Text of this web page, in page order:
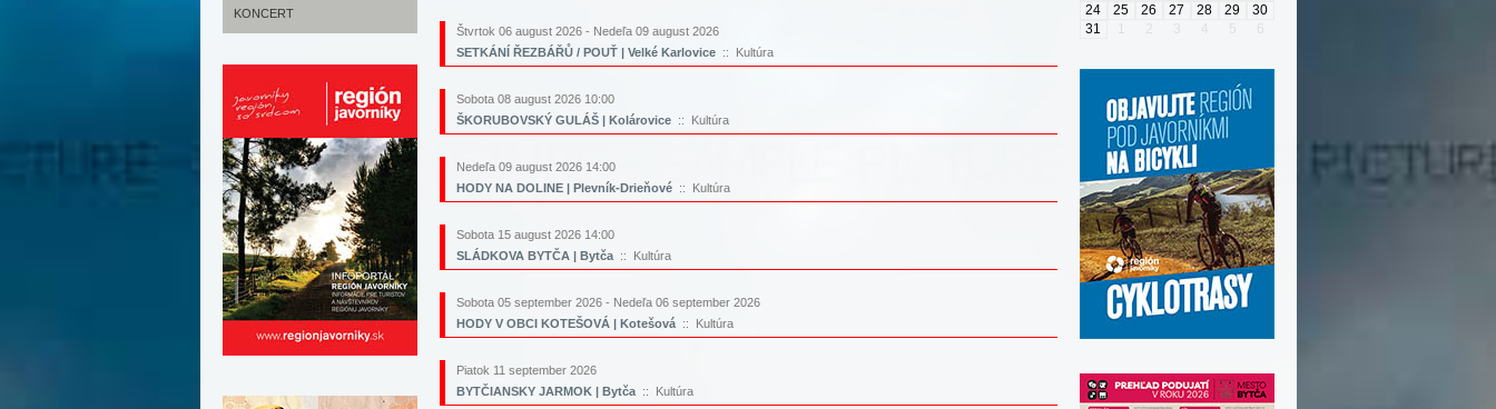
KONCERT
Štvrtok 06 august 2026 - Nedeľa 09 august 2026
SETKÁNÍ ŘEZBÁŘŮ / POUŤ | Velké Karlovice:: Kultúra
Sobota 08 august 2026 10:00
ŠKORUBOVSKÝ GULÁŠ | Kolárovice:: Kultúra
Nedeľa 09 august 2026 14:00
HODY NA DOLINE | Plevník-Drieňové:: Kultúra
Sobota 15 august 2026 14:00
SLÁDKOVA BYTČA | Bytča:: Kultúra
Sobota 05 september 2026 - Nedeľa 06 september 2026
HODY V OBCI KOTEŠOVÁ | Kotešová:: Kultúra
Piatok 11 september 2026
BYTČIANSKY JARMOK | Bytča:: Kultúra
24
25 26 27 28 29
30
31
2 3 5 6